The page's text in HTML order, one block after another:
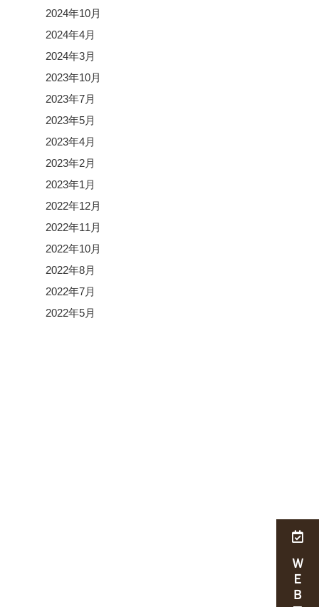
ＷＥＢ予約
2024年10月
2024年4月
2024年3月
2023年10月
2023年7月
2023年5月
2023年4月
2023年2月
2023年1月
2022年12月
2022年11月
2022年10月
2022年8月
2022年7月
2022年5月